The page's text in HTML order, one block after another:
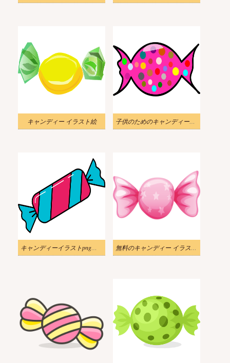
キャンディー イラスト絵 子供のためのキャンディーのイラスト
キャンディーイラストpng画像 無料のキャンディー イラスト画像